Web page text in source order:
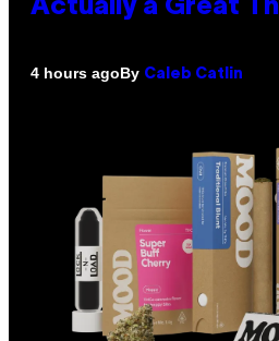
Actually a Great
4 hours agoBy Caleb Catlin